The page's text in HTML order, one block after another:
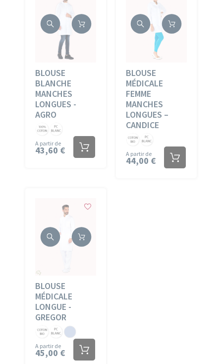
BLOUSE
BLANCHE
MANCHES
LONGUES -
AGRO
A partir de
43,60 €
Coton
Blanc
PC
Blanc
BLOUSE
MÉDICALE
FEMME
MANCHES
LONGUES –
CANDICE
A partir de
44,00 €
Coton
Bio
Blanc
PC
Blanc
BLOUSE
MÉDICALE
LONGUE -
GREGOR
A partir de
45,00 €
Coton
Bio
Blanc
PC
Blanc
PC